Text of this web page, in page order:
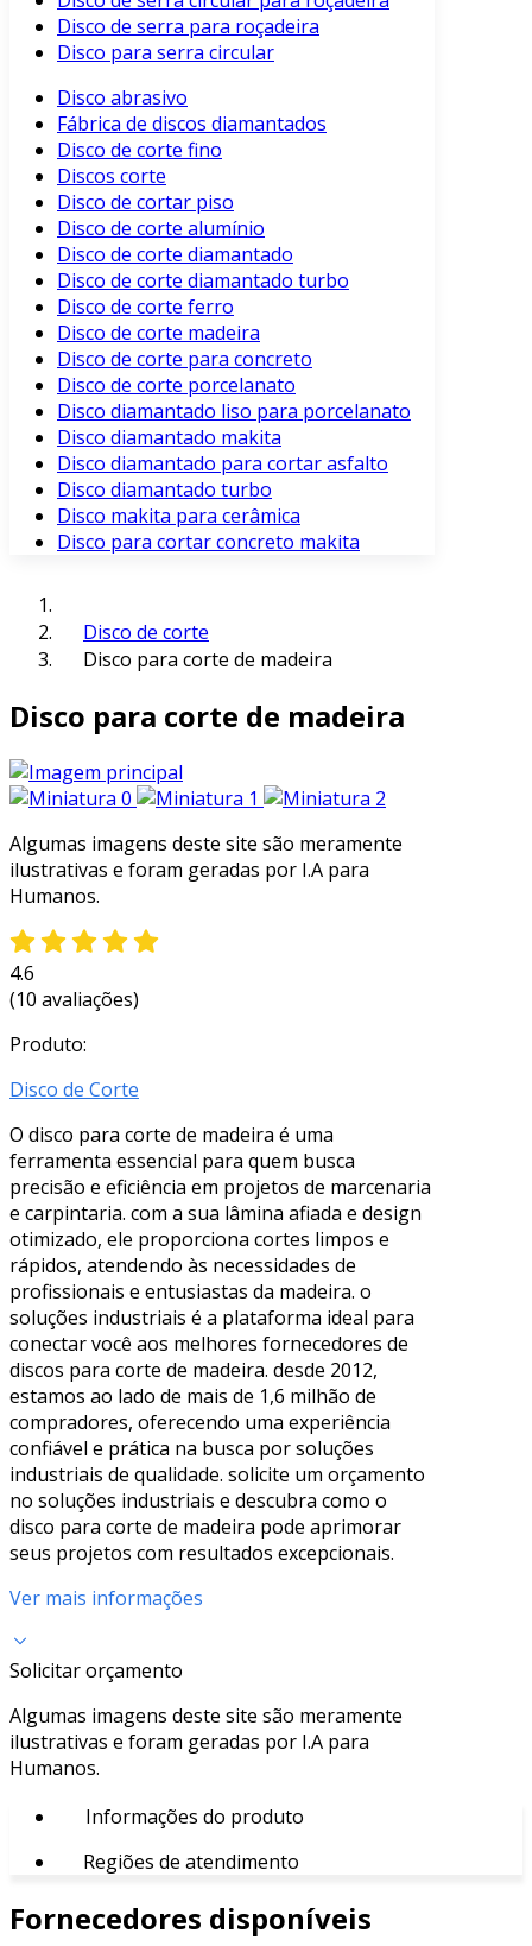
Disco de serra para roçadeira
Disco para serra circular
Disco abrasivo
Fábrica de discos diamantados
Disco de corte fino
Discos corte
Disco de cortar piso
Disco de corte alumínio
Disco de corte diamantado
Disco de corte diamantado turbo
Disco de corte ferro
Disco de corte madeira
Disco de corte para concreto
Disco de corte porcelanato
Disco diamantado liso para porcelanato
Disco diamantado makita
Disco diamantado para cortar asfalto
Disco diamantado turbo
Disco makita para cerâmica
Disco para cortar concreto makita
Disco de corte
Disco para corte de madeira
Disco para corte de madeira
Algumas imagens deste site são meramente
ilustrativas e foram geradas por I.A para
Humanos.
4.6
(10 avaliações)
Produto:
Disco de Corte
O disco para corte de madeira é uma
ferramenta essencial para quem busca
precisão e eficiência em projetos de marcenaria
e carpintaria. com a sua lâmina afiada e design
otimizado, ele proporciona cortes limpos e
rápidos, atendendo às necessidades de
profissionais e entusiastas da madeira. o
soluções industriais é a plataforma ideal para
conectar você aos melhores fornecedores de
discos para corte de madeira. desde 2012,
estamos ao lado de mais de 1,6 milhão de
compradores, oferecendo uma experiência
confiável e prática na busca por soluções
industriais de qualidade. solicite um orçamento
no soluções industriais e descubra como o
disco para corte de madeira pode aprimorar
seus projetos com resultados excepcionais.
Ver mais informações
Solicitar orçamento
Algumas imagens deste site são meramente
ilustrativas e foram geradas por I.A para
Humanos.
Informações do produto
Regiões de atendimento
Fornecedores disponíveis